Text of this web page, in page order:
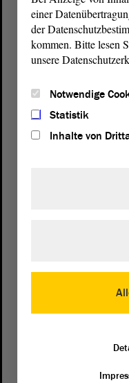
Postanschrift
Landtagvon
39104 Magdeburg
Wegbeschreibung
0391 / 560 - 0
Besucherdienst
einer
der
kommen. Bitte lesen
unsere
Notwendige
Statistik
Inhalte von